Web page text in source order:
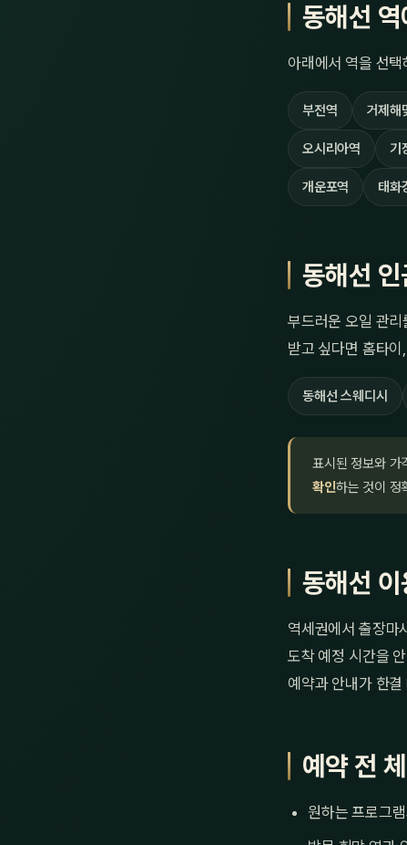
동해선 역
아래에서 역을 선
부전역 거제해
오시리아역 기
개운포역 태화
동해선
부드러운 오일 관리
받고 싶다면 홈타
동해선 스웨디시
표시된 정보와 가
확인하는 것이 정
동해선 이
역세권에서 출장마
도착 예정 시간을
예약과 안내가 한결
예약 전
원하는 프로그